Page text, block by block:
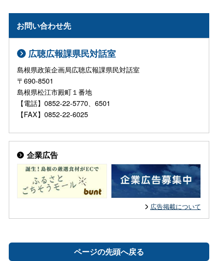
お問い合わせ先
広聴広報課県民対話室
島根県政策企画局広聴広報課県民対話室
〒690-8501
島根県松江市殿町１番地
【電話】0852-22-5770、6501
【FAX】0852-22-6025
企業広告
広告掲載について
ページの先頭へ戻る